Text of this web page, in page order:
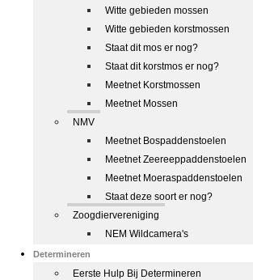
Witte gebieden mossen
Witte gebieden korstmossen
Staat dit mos er nog?
Staat dit korstmos er nog?
Meetnet Korstmossen
Meetnet Mossen
NMV
Meetnet Bospaddenstoelen
Meetnet Zeereeppaddenstoelen
Meetnet Moeraspaddenstoelen
Staat deze soort er nog?
Zoogdiervereniging
NEM Wildcamera's
Determineren
Eerste Hulp Bij Determineren